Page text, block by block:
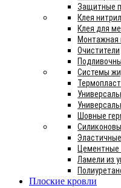
Защитные
Клея
Клея для
Монтажная
Очистители
Системы
Шовные
Цементные
Ламели из
Плоские кровли